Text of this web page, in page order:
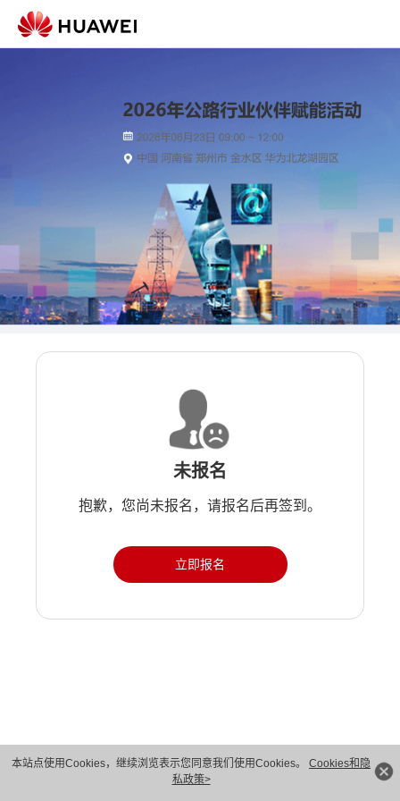
本站点使用Cookies，继续浏览表示您同意我们使用Cookies。 Cookies和隐
私政策>
未报名
抱歉，您尚未报名，请报名后再签到。
立即报名
版权所有 © 华为技术有限公司 1998-2026。 保留一切权利。粤A2-20044005号
隐私保护
法律声明